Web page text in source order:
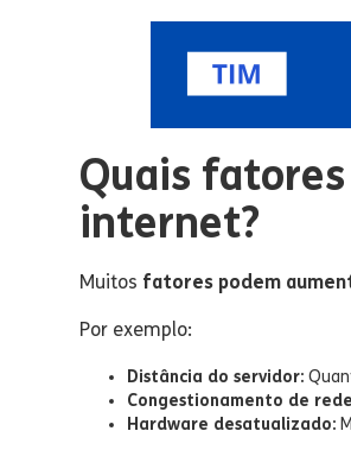
Quais
internet?
Muitos fatores podem
Por exemplo:
Distância do servidor:
Congestionamento de
Hardware desatualizado: